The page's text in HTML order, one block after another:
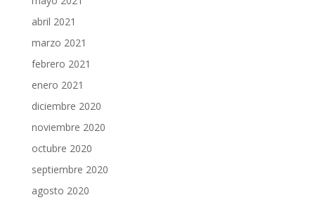
abril 2021
marzo 2021
febrero 2021
enero 2021
diciembre 2020
noviembre 2020
octubre 2020
septiembre 2020
agosto 2020